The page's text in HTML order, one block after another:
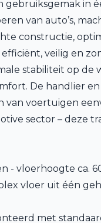
gebruiksgemak in
van auto’s,
constructie,
veilig en
stabiliteit op de
De handlier
van voertuigen
sector – deze
- vloerhoogte ca.
vloer uit één
met standaard